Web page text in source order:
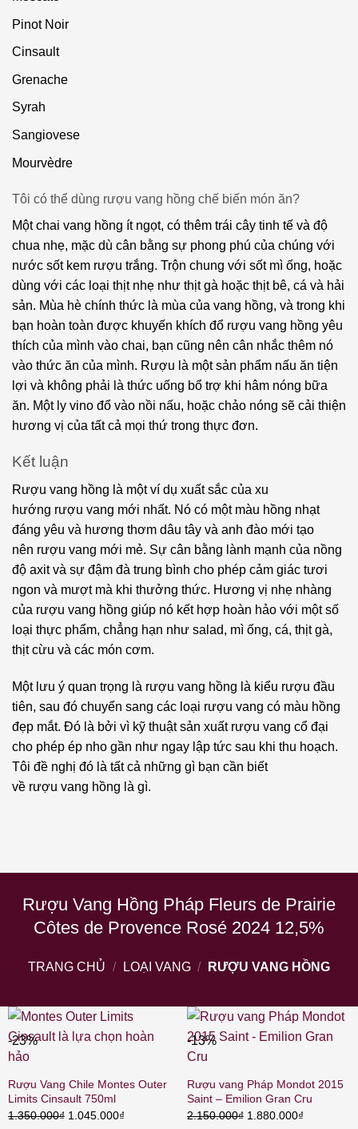
Pinot Noir
Cinsault
Grenache
Syrah
Sangiovese
Mourvèdre
Tôi có thể dùng rượu vang hồng chế biến món ăn?
Một chai vang hồng ít ngọt, có thêm trái cây tinh tế và độ
chua nhẹ, mặc dù cân bằng sự phong phú của chúng với
nước sốt kem rượu trắng. Trộn chung với sốt mì ống, hoặc
dùng với các loại thịt nhẹ như thịt gà hoặc thịt bê, cá và hải
sản. Mùa hè chính thức là mùa của vang hồng, và trong khi
bạn hoàn toàn được khuyến khích đổ rượu vang hồng yêu
thích của mình vào chai, bạn cũng nên cân nhắc thêm nó
vào thức ăn của mình. Rượu là một sản phẩm nấu ăn tiện
lợi và không phải là thức uống bổ trợ khi hâm nóng bữa
ăn. Một ly vino đổ vào nồi nấu, hoặc chảo nóng sẽ cải thiện
hương vị của tất cả mọi thứ trong thực đơn.
Kết luận
Rượu vang hồng là một ví dụ xuất sắc của xu
hướng rượu vang mới nhất. Nó có một màu hồng nhạt
đáng yêu và hương thơm dâu tây và anh đào mới tạo
nên rượu vang mới mẻ. Sự cân bằng lành mạnh của nồng
độ axit và sự đậm đà trung bình cho phép cảm giác tươi
ngon và mượt mà khi thưởng thức. Hương vị nhẹ nhàng
của rượu vang hồng giúp nó kết hợp hoàn hảo với một số
loại thực phẩm, chẳng hạn như salad, mì ống, cá, thịt gà,
thịt cừu và các món cơm.
Một lưu ý quan trọng là rượu vang hồng là kiểu rượu đầu
tiên, sau đó chuyển sang các loại rượu vang có màu hồng
đẹp mắt. Đó là bởi vì kỹ thuật sản xuất rượu vang cổ đại
cho phép ép nho gần như ngay lập tức sau khi thu hoạch.
Tôi đề nghị đó là tất cả những gì bạn cần biết
về rượu vang hồng là gì.
Rượu Vang Hồng Pháp Fleurs de Prairie
Côtes de Provence Rosé 2024 12,5%
TRANG CHỦ / LOẠI VANG / RƯỢU VANG HỒNG
-23%
Rượu Vang Chile Montes Outer
Limits Cinsault 750ml
1.350.000₫ Giá
1.045.000₫Giá
-13%
Rượu vang Pháp Mondot 2015
Saint – Emilion Gran Cru
2.150.000₫ Giá
1.880.000₫Giá